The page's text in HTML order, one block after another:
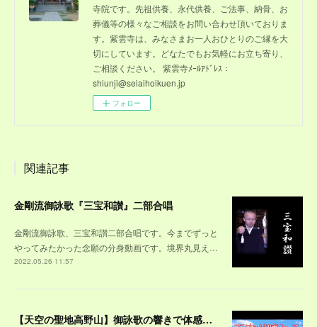
寺院です。先祖供養、永代供養、ご法事、納骨、お
葬儀等の様々なご相談をお問い合わせ頂いておりま
す。紫雲寺は、みなさまお一人おひとりのご縁を大
切にしています。どなたでもお気軽にお立ち寄り、
ご相談ください。 紫雲寺ﾒｰﾙｱﾄﾞﾚｽ：
shiunji@seiaihoikuen.jp
フォロー
関連記事
金剛流御詠歌『三宝和讃』二部合唱
金剛流御詠歌、三宝和讃二部合唱です。今までずっと
やってみたかった念願の分身動画です。境界丸見え…
2022.05.26 11:57
【天空の聖地高野山】御詠歌の響きで体感する高野山～紅葉の山々や、雪景色に包まれた壇上伽藍、荘厳な奥之院の風景を、観光する気分で味わって下さい